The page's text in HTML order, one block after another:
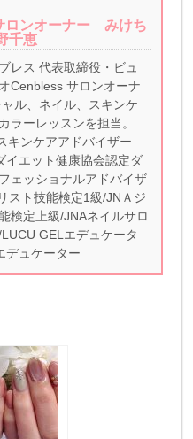
ロンオーナー みけち
千恵
レス 代表取締役・ビュ
Cenbless サロンオーナ
ル、ネイル、スキンケ
ラーレッスンを担当。
キンケアアドバイザー
イエット健康協会認定ダ
ェッショナルアドバイザ
スト技能検定1級/JNＡジ
検定上級/JNAネイルサロ
GELエデュケータ
デュケーター